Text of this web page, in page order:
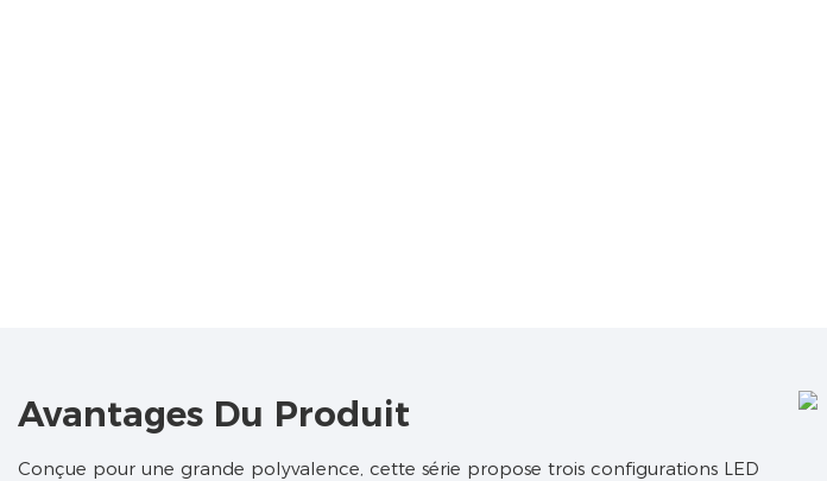
Avantages Du Produit
Conçue pour une grande polyvalence, cette série propose trois configurations LED